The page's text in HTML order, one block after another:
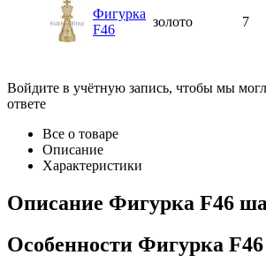
Фигурка
F46
золото 7
Войдите в учётную запись, чтобы мы
ответе
Все о товаре
Описание
Характеристики
Описание Фигурка F46
Особенности Фигурка